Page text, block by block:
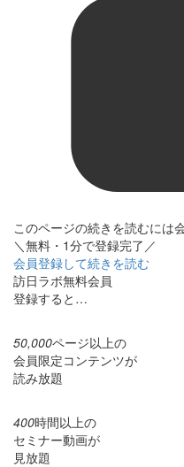
このページの続きを読むには
＼無料・1分で登録完了／
会員登録して続きを読む
訪日ラボ無料会員
登録すると…
50,000ページ以上の
会員限定コンテンツが
読み放題
400時間以上の
セミナー動画が
見放題